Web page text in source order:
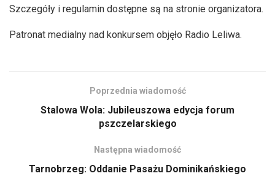
Szczegóły i regulamin dostępne są na stronie organizatora.
Patronat medialny nad konkursem objęło Radio Leliwa.
Poprzednia wiadomość
Stalowa Wola: Jubileuszowa edycja forum
pszczelarskiego
Następna wiadomość
Tarnobrzeg: Oddanie Pasażu Dominikańskiego